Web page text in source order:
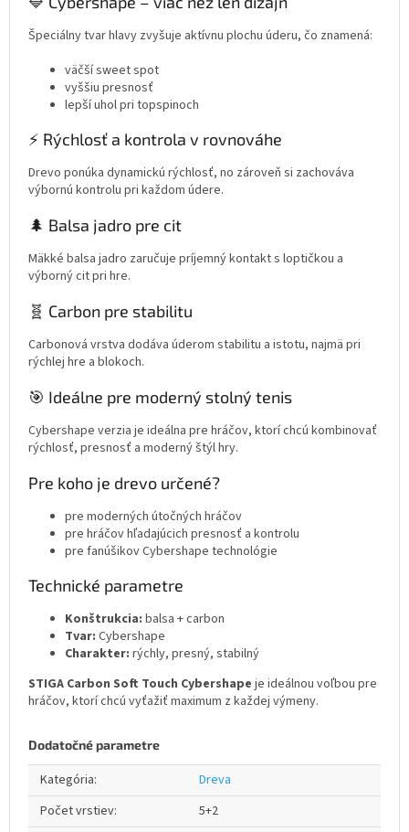
Špeciálny tvar hlavy zvyšuje aktívnu plochu úderu, čo znamená:
väčší sweet spot
vyššiu presnosť
lepší uhol pri topspinoch
⚡ Rýchlosť a kontrola v rovnováhe
Drevo ponúka dynamickú rýchlosť, no zároveň si zachováva
výbornú kontrolu pri každom údere.
🌲 Balsa jadro pre cit
Mäkké balsa jadro zaručuje príjemný kontakt s loptičkou a
výborný cit pri hre.
🧬 Carbon pre stabilitu
Carbonová vrstva dodáva úderom stabilitu a istotu, najmä pri
rýchlej hre a blokoch.
🎯 Ideálne pre moderný stolný tenis
Cybershape verzia je ideálna pre hráčov, ktorí chcú kombinovať
rýchlosť, presnosť a moderný štýl hry.
Pre koho je drevo určené?
pre moderných útočných hráčov
pre hráčov hľadajúcich presnosť a kontrolu
pre fanúšikov Cybershape technológie
Technické parametre
Konštrukcia: balsa + carbon
Tvar: Cybershape
Charakter: rýchly, presný, stabilný
STIGA Carbon Soft Touch Cybershape je ideálnou voľbou pre
hráčov, ktorí chcú vyťažiť maximum z každej výmeny.
Dodatočné parametre
Kategória:
Dreva
Počet vrstiev:
5+2